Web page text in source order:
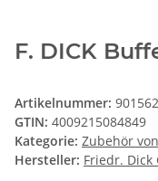
F. DICK
Artikelnummer:
GTIN: 4009215084849
Kategorie: Zubehör
Hersteller: Friedr. Dick